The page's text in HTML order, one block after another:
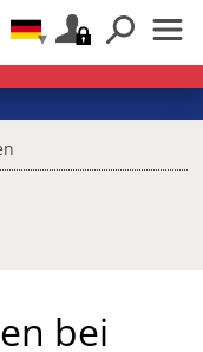
bei